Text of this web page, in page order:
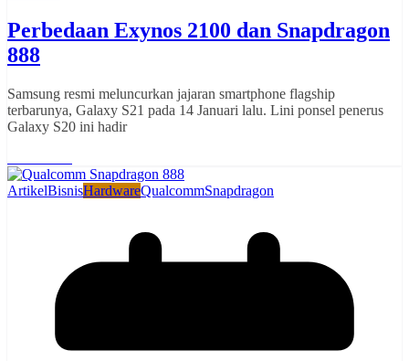
Perbedaan Exynos 2100 dan Snapdragon
888
Samsung resmi meluncurkan jajaran smartphone flagship
terbarunya, Galaxy S21 pada 14 Januari lalu. Lini ponsel penerus
Galaxy S20 ini hadir
ArtikelBisnisHardwareQualcommSnapdragon